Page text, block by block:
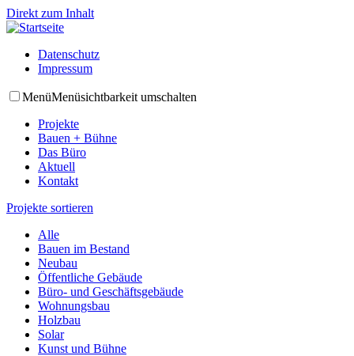
Direkt zum Inhalt
Datenschutz
Impressum
MenüMenüsichtbarkeit umschalten
Projekte
Bauen + Bühne
Das Büro
Aktuell
Kontakt
Projekte sortieren
Alle
Bauen im Bestand
Neubau
Öffentliche Gebäude
Büro- und Geschäftsgebäude
Wohnungsbau
Holzbau
Solar
Kunst und Bühne